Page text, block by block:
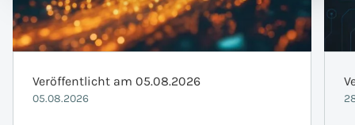
Veröffentlicht am 05.08.2026
05.08.2026